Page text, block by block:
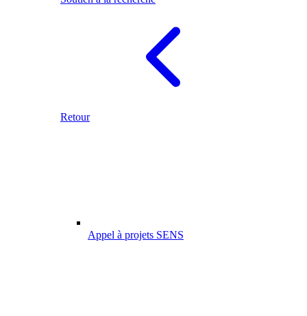
Retour
Appel à projets SENS